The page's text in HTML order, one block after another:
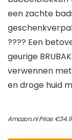
een zachte
???? Een
geurige
verwennen
en droge huid
Amazon.nl Price:€